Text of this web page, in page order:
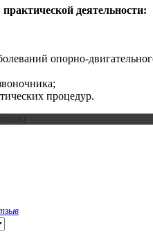
деятельности:
опорно-
процедур.